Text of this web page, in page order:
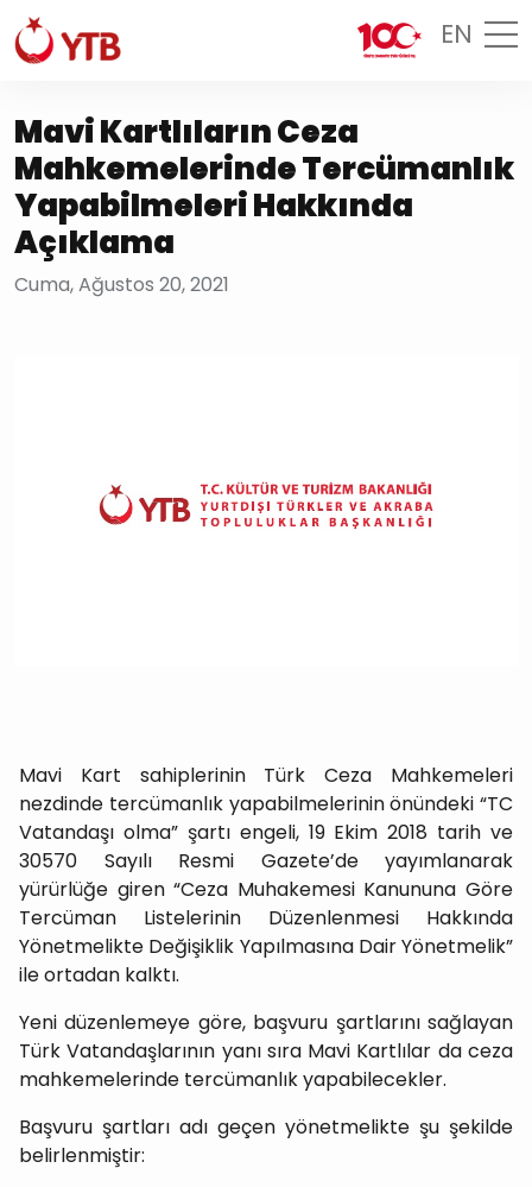
EN
Mavi Kartlıların Ceza
Mahkemelerinde Tercümanlık
Yapabilmeleri Hakkında
Açıklama
Cuma, Ağustos 20, 2021
Mavi Kart sahiplerinin Türk Ceza Mahkemeleri
nezdinde tercümanlık yapabilmelerinin önündeki “TC
Vatandaşı olma” şartı engeli, 19 Ekim 2018 tarih ve
30570 Sayılı Resmi Gazete’de yayımlanarak
yürürlüğe giren “Ceza Muhakemesi Kanununa Göre
Tercüman Listelerinin Düzenlenmesi Hakkında
Yönetmelikte Değişiklik Yapılmasına Dair Yönetmelik”
ile ortadan kalktı.
Yeni düzenlemeye göre, başvuru şartlarını sağlayan
Türk Vatandaşlarının yanı sıra Mavi Kartlılar da ceza
mahkemelerinde tercümanlık yapabilecekler.
Başvuru şartları adı geçen yönetmelikte şu şekilde
belirlenmiştir: